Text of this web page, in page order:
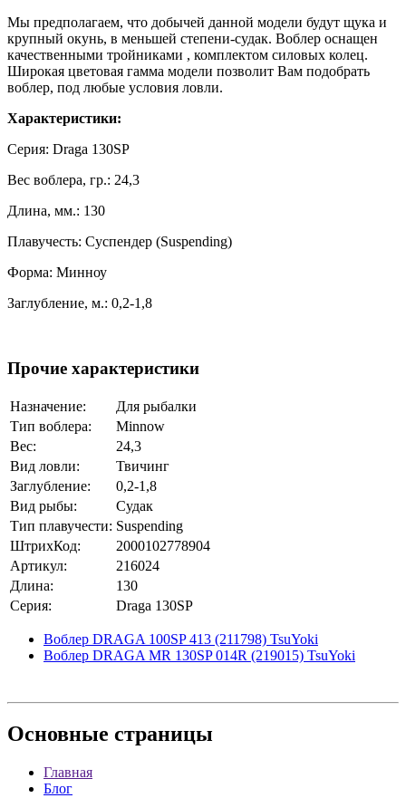
Мы предполагаем, что добычей данной модели будут щука и
крупный окунь, в меньшей степени-судак. Воблер оснащен
качественными тройниками , комплектом силовых колец.
Широкая цветовая гамма модели позволит Вам подобрать
воблер, под любые условия ловли.
Характеристики:
Серия: Draga 130SP
Вес воблера, гр.: 24,3
Длина, мм.: 130
Плавучесть: Суспендер (Suspending)
Форма: Минноу
Заглубление, м.: 0,2-1,8
Прочие характеристики
Назначение:
Для рыбалки
Тип воблера:
Minnow
Вес:
24,3
Вид ловли:
Твичинг
Заглубление:
0,2-1,8
Вид рыбы:
Судак
Тип плавучести: Suspending
ШтрихКод:
2000102778904
Артикул:
216024
Длина:
130
Серия:
Draga 130SP
Воблер DRAGA 100SP 413 (211798) TsuYoki
Воблер DRAGA MR 130SP 014R (219015) TsuYoki
Основные страницы
Главная
Блог